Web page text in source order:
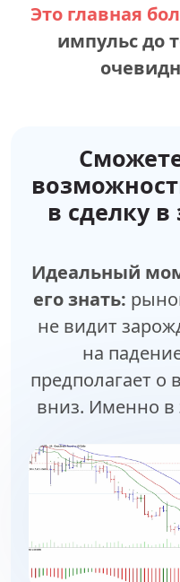
Это главная
импульс до
в сделку
Идеальный
его знать:
не видит
на
предполагает
вниз. Именно в